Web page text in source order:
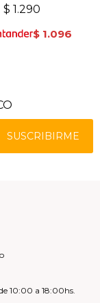
$ 1.290
$ 1.096
10:00 a 18:00hs.
SUSCRIBIRME